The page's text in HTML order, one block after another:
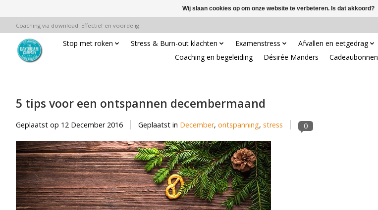
Coaching via download. Effectief en voordelig.
Stop met roken Stress & Burn-out klachten Examenstress Afvallen en eetgedrag
Coaching en begeleiding
Désirée Manders Cadeaubonnen
5 tips voor een ontspannen decembermaand
Geplaatst op 12 December 2016 Geplaatst in December, ontspanning, stress 0
Wij slaan cookies op om onze website te verbeteren. Is dat akkoord?